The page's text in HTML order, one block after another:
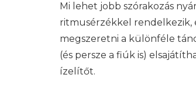
Mi lehet jobb szórakozás
ritmusérzékkel rendelkezik,
megszeretni a különféle
(és persze a fiúk is)
ízelítőt.